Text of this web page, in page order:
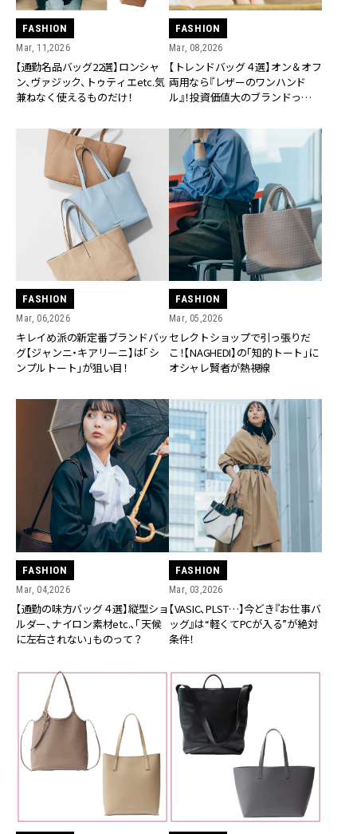
FASHION
Mar, 11,2026
【通勤名品バッグ22選】ロンシャ
ン、ヴァジック、トゥティエetc.気
兼ねなく使えるものだけ！
FASHION
Mar, 08,2026
【トレンドバッグ４選】オン＆オフ
両用なら『レザーのワンハンド
ル』！投資価値大のブランドっ
FASHION
Mar, 06,2026
キレイめ派の新定番ブランドバッ
グ【ジャンニ・キアリーニ】は「シ
ンプルトート」が狙い目！
FASHION
Mar, 05,2026
セレクトショップで引っ張りだ
こ！【NAGHEDI】の「知的トート」に
オシャレ賢者が熱視線
FASHION
Mar, 04,2026
【通勤の味方バッグ４選】縦型ショ
ルダー、ナイロン素材etc.、「天候
に左右されない」ものって？
FASHION
Mar, 03,2026
【VASIC、PLST…】今どき『お仕事バ
ッグ』は“軽くてPCが入る”が絶対
条件！